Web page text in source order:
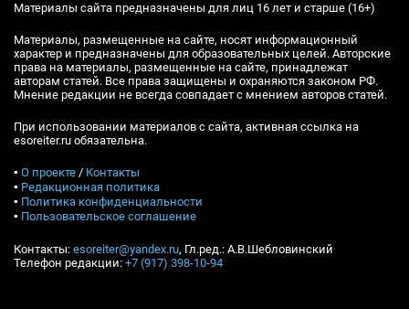
Материалы сайта предназначены для лиц 16 лет и старше (16+)
Материалы, размещенные на сайте, носят информационный
характер и предназначены для образовательных целей. Авторские
права на материалы, размещенные на сайте, принадлежат
авторам статей. Все права защищены и охраняются законом РФ.
Мнение редакции не всегда совпадает с мнением авторов статей.
При использовании материалов с сайта, активная ссылка на
esoreiter.ru обязательна.
▪ О проекте / Контакты
▪ Редакционная политика
▪ Политика конфиденциальности
▪ Пользовательское соглашение
Контакты: esoreiter@yandex.ru, Гл.ред.: А.В.Шебловинский
Телефон редакции: +7 (917) 398-10-94